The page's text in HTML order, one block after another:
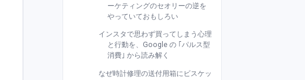
ーケティングのセオリーの逆を
やっていておもしろい
インスタで思わず買ってしまう心理
と行動を、Google の ｢パルス型
消費｣ から読み解く
なぜ時計修理の送付用箱にビスケッ